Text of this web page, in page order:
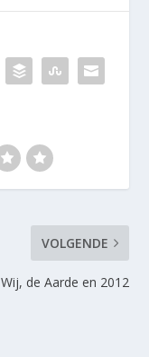
VOLGENDE
Wij, de Aarde en 2012